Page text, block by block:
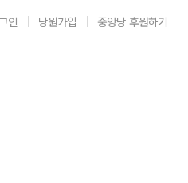
인 당원가입 중앙당 후원하기